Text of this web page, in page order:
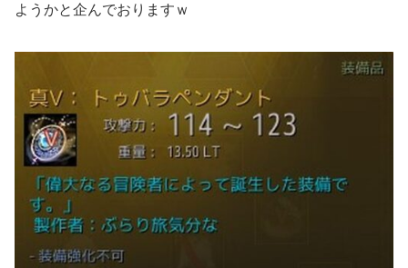
ようかと企んでおりますｗ